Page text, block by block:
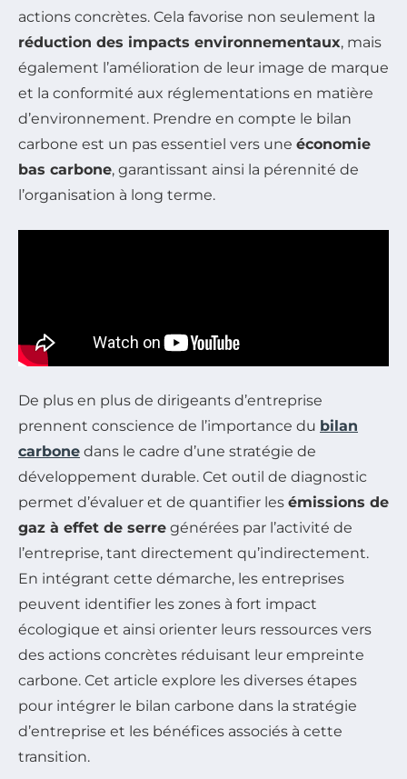
actions concrètes. Cela favorise non seulement la
réduction des impacts environnementaux, mais
également l’amélioration de leur image de marque
et la conformité aux réglementations en matière
d’environnement. Prendre en compte le bilan
carbone est un pas essentiel vers une économie
bas carbone, garantissant ainsi la pérennité de
l’organisation à long terme.
De plus en plus de dirigeants d’entreprise
prennent conscience de l’importance du bilan
carbone dans le cadre d’une stratégie de
développement durable. Cet outil de diagnostic
permet d’évaluer et de quantifier les émissions de
gaz à effet de serre générées par l’activité de
l’entreprise, tant directement qu’indirectement.
En intégrant cette démarche, les entreprises
peuvent identifier les zones à fort impact
écologique et ainsi orienter leurs ressources vers
des actions concrètes réduisant leur empreinte
carbone. Cet article explore les diverses étapes
pour intégrer le bilan carbone dans la stratégie
d’entreprise et les bénéfices associés à cette
transition.